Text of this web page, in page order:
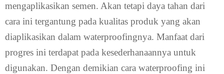
mengaplikasikan semen. Akan tetapi daya tahan dari
cara ini tergantung pada kualitas produk yang akan
diaplikasikan dalam waterproofingnya. Manfaat dari
progres ini terdapat pada kesederhanaannya untuk
digunakan. Dengan demikian cara waterproofing ini